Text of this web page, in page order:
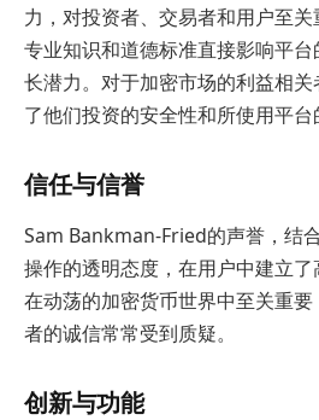
力，对投资者、交易者和用户至关
专业知识和道德标准直接影响平
长潜力。对于加密市场的利益相
了他们投资的安全性和所使用平台
信任与信誉
Sam Bankman-Fried的声誉，结
操作的透明态度，在用户中建立
在动荡的加密货币世界中至关重
者的诚信常常受到质疑。
创新与功能